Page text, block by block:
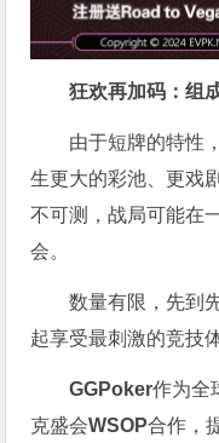
狂欢再加码：组
由于短牌的特性
生更大的彩池、更戏
不可测，战局可能在
会。
数量有限，先到
起享受最刺激的竞技
GGPoker作为全
克盛会WSOP合作，